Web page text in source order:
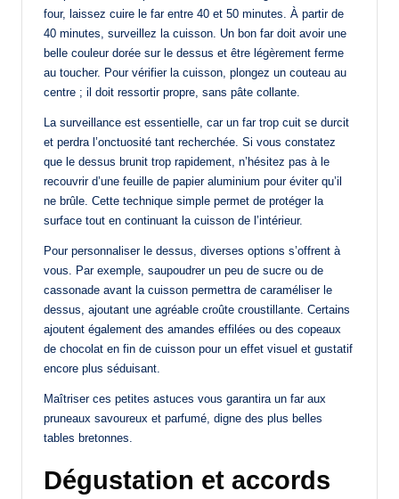
four, laissez cuire le far entre 40 et 50 minutes. À partir de
40 minutes, surveillez la cuisson. Un bon far doit avoir une
belle couleur dorée sur le dessus et être légèrement ferme
au toucher. Pour vérifier la cuisson, plongez un couteau au
centre ; il doit ressortir propre, sans pâte collante.
La surveillance est essentielle, car un far trop cuit se durcit
et perdra l’onctuosité tant recherchée. Si vous constatez
que le dessus brunit trop rapidement, n’hésitez pas à le
recouvrir d’une feuille de papier aluminium pour éviter qu’il
ne brûle. Cette technique simple permet de protéger la
surface tout en continuant la cuisson de l’intérieur.
Pour personnaliser le dessus, diverses options s’offrent à
vous. Par exemple, saupoudrer un peu de sucre ou de
cassonade avant la cuisson permettra de caraméliser le
dessus, ajoutant une agréable croûte croustillante. Certains
ajoutent également des amandes effilées ou des copeaux
de chocolat en fin de cuisson pour un effet visuel et gustatif
encore plus séduisant.
Maîtriser ces petites astuces vous garantira un far aux
pruneaux savoureux et parfumé, digne des plus belles
tables bretonnes.
Dégustation et accords